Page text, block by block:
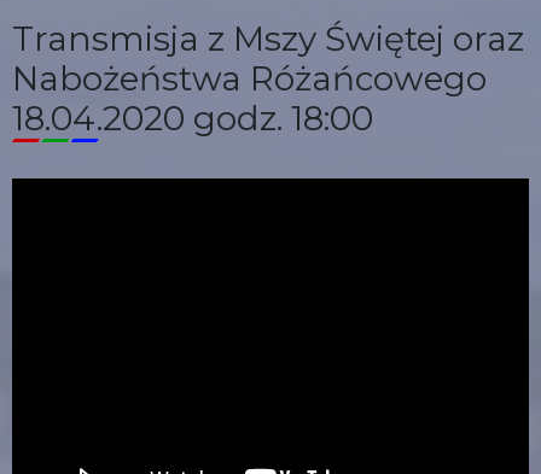
Transmisja z Mszy Świętej oraz
Nabożeństwa Różańcowego
18.04.2020 godz. 18:00